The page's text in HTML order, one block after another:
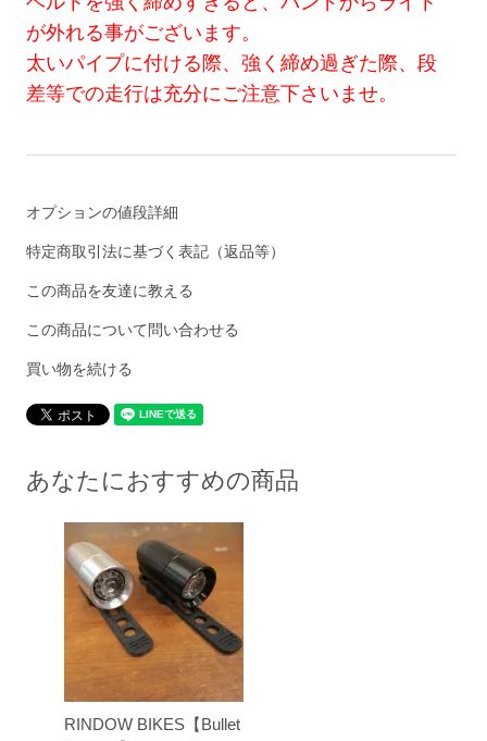
が外れる事がございます。
太いパイプに付ける際、強く締め過ぎた際、段
差等での走行は充分にご注意下さいませ。
オプションの値段詳細
特定商取引法に基づく表記（返品等）
この商品を友達に教える
この商品について問い合わせる
買い物を続ける
あなたにおすすめの商品
RINDOW BIKES【Bullet